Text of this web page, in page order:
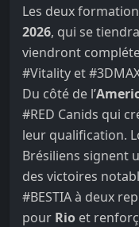
Les deux
2026, qui se
viendront
#Vitality et
Du côté de l’
#RED Canids qui
leur qualification.
Brésiliens signent
des victoires
#BESTIAà deux
pour Rio et